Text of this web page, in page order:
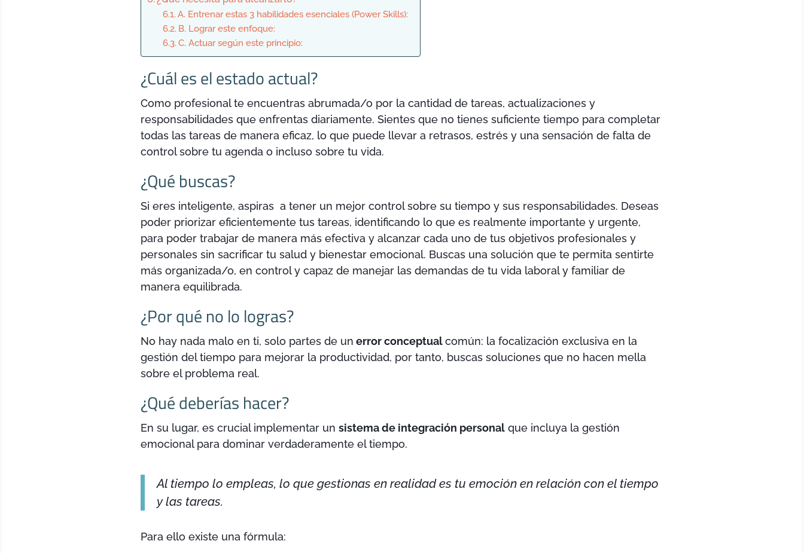
A. Entrenar estas 3 habilidades esenciales (Power Skills):
B. Lograr este enfoque:
C. Actuar según este principio:
¿Cuál es el estado actual?
Como profesional te encuentras abrumada/o por la cantidad de tareas, actualizaciones y
responsabilidades que enfrentas diariamente. Sientes que no tienes suficiente tiempo para completar
todas las tareas de manera eficaz, lo que puede llevar a retrasos, estrés y una sensación de falta de
control sobre tu agenda o incluso sobre tu vida.
¿Qué buscas?
Si eres inteligente, aspiras a tener un mejor control sobre su tiempo y sus responsabilidades. Deseas
poder priorizar eficientemente tus tareas, identificando lo que es realmente importante y urgente,
para poder trabajar de manera más efectiva y alcanzar cada uno de tus objetivos profesionales y
personales sin sacrificar tu salud y bienestar emocional. Buscas una solución que te permita sentirte
más organizada/o, en control y capaz de manejar las demandas de tu vida laboral y familiar de
manera equilibrada.
¿Por qué no lo logras?
No hay nada malo en ti, solo partes de un error conceptualcomún: la focalización exclusiva en la
gestión del tiempo para mejorar la productividad, por tanto, buscas soluciones que no hacen mella
sobre el problema real.
¿Qué deberías hacer?
En su lugar, es crucial implementar unsistema de integración personal que incluya la gestión
emocional para dominar verdaderamente el tiempo.
Al tiempo lo empleas, lo que gestionas en realidad es tu emoción en relación con el tiempo
y las tareas.
Para ello existe una fórmula: